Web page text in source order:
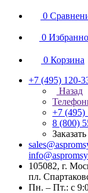
0
0
0 Корзина
+7 (495) 120-
Назад
+7 (495)
8 (800)
105082, г.
пл.
Пн. – Пт.: с